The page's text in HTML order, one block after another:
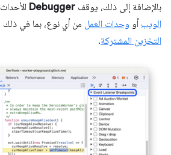
بالإضافة إلى ذلك، يوقف Debugger
الويب أو وحدات العمل من أي نوع، بما في ذلك
التخزين المشتركة.